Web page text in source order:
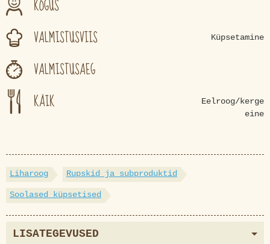
KOGUS
VALMISTUSVIIS
Küpsetamine
VALMISTUSAEG
KÄIK
Eelroog/kerge
eine
Liharoog Rupskid ja subproduktid
Soolased küpsetised
LISATEGEVUSED